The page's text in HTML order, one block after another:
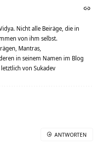
Nicht alle Beiräge, die in
von ihm selbst.
Mantras,
in seinem Namen im Blog
von Sukadev
ANTWORTEN